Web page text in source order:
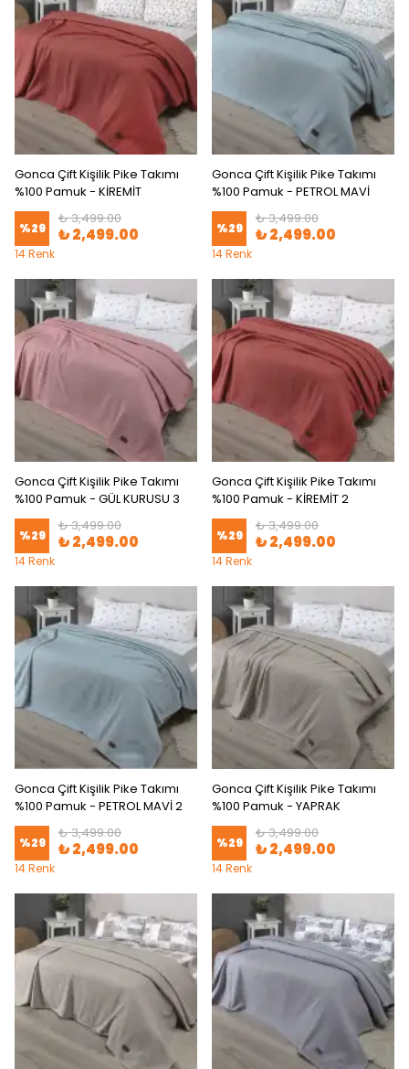
Gonca Çift Kişilik Pike Takımı
%100 Pamuk - KİREMİT
%29
₺ 3,499.00
₺ 2,499.00
14 Renk
Gonca Çift Kişilik Pike Takımı
%100 Pamuk - PETROL MAVİ
%29
₺ 3,499.00
₺ 2,499.00
14 Renk
Gonca Çift Kişilik Pike Takımı
%100 Pamuk - GÜL KURUSU 3
%29
₺ 3,499.00
₺ 2,499.00
14 Renk
Gonca Çift Kişilik Pike Takımı
%100 Pamuk - KİREMİT 2
%29
₺ 3,499.00
₺ 2,499.00
14 Renk
Gonca Çift Kişilik Pike Takımı
%100 Pamuk - PETROL MAVİ 2
%29
₺ 3,499.00
₺ 2,499.00
14 Renk
Gonca Çift Kişilik Pike Takımı
%100 Pamuk - YAPRAK
%29
₺ 3,499.00
₺ 2,499.00
14 Renk